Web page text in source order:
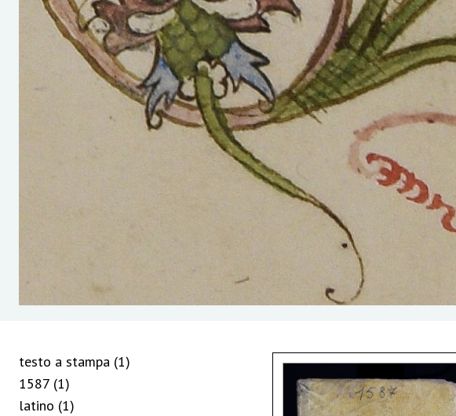
testo a stampa (1)
1587 (1)
latino (1)